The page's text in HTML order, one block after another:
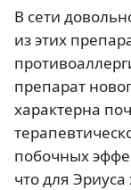
В сети
из этих
препарат
характерна
побочных
что для